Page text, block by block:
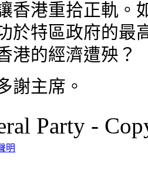
香港重拾正軌。
於特區政府的最
港的經濟遭殃？
謝主席。
Party -
明